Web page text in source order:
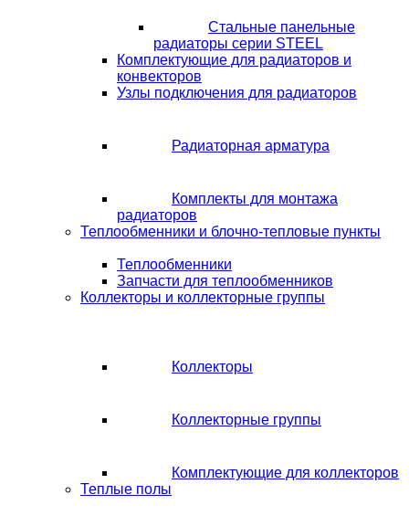
Стальные панельные
радиаторы серии STEEL
Комплектующие для радиаторов и
конвекторов
Узлы подключения для радиаторов
Радиаторная арматура
Комплекты для монтажа
радиаторов
Теплообменники и блочно-тепловые пункты
Теплообменники
Запчасти для теплообменников
Коллекторы и коллекторные группы
Коллекторы
Коллекторные группы
Комплектующие для коллекторов
Теплые полы